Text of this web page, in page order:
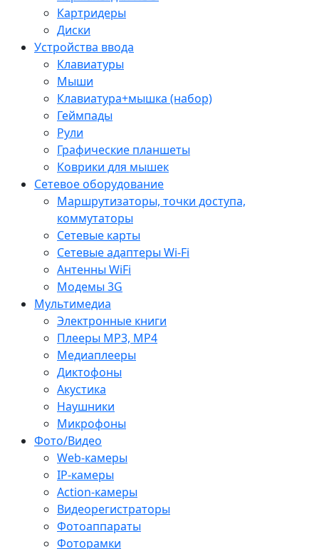
Картридеры
Диски
Устройства ввода
Клавиатуры
Мыши
Клавиатура+мышка (набор)
Геймпады
Рули
Графические планшеты
Коврики для мышек
Сетевое оборудование
Маршрутизаторы, точки доступа,
коммутаторы
Сетевые карты
Сетевые адаптеры Wi-Fi
Антенны WiFi
Модемы 3G
Мультимедиа
Электронные книги
Плееры MP3, MP4
Медиаплееры
Диктофоны
Акустика
Наушники
Микрофоны
Фото/Видео
Web-камеры
IP-камеры
Action-камеры
Видеорегистраторы
Фотоаппараты
Фоторамки